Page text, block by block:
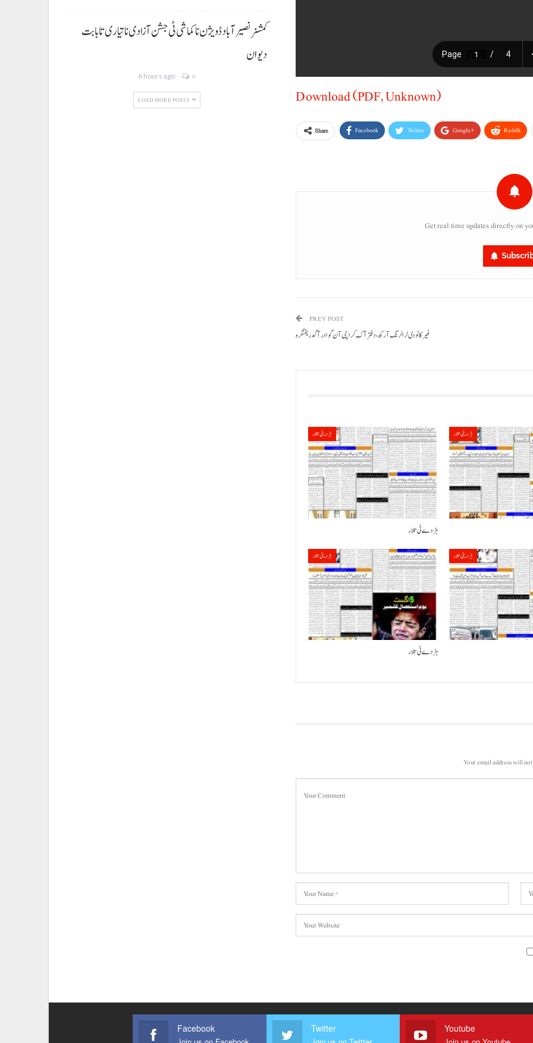
Download (PDF, Unknown)
Share Facebook Twitter Google+ ReddIt
Get real time updates directly on
PREV POST
غیر کانودی ٹرالرنگ آ رکھ، دفتر آک کراچی آن گوادر آ گدریفنگرہ
ہڑدیئی تلار
ہڑدے ئی تلار
ہڑدیئی تلار
ہڑدیئی تلار
ہڑدے ئی تلار
ہڑدیئی تلار
Your email address will
کمشنر نصیر آباد ڈویژن نا کماشی ٹی جشن آزادی نا تیاری تا بابت
دیوان
6 hours ago 0
LOAD MORE POSTS
Facebook Twitter Youtube